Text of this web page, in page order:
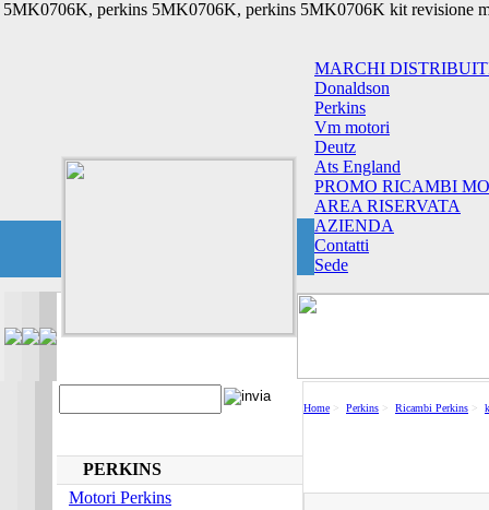
5MK0706K, perkins 5MK0706K, perkins 5MK0706K kit revisione
MARCHI
Donaldson
Perkins
Vm motori
Deutz
Ats England
PROMO RICAMBI
AREA RISERVATA
AZIENDA
Contatti
Sede
PERKINS
Motori Perkins
Home > Perkins > Ricambi Perkins >